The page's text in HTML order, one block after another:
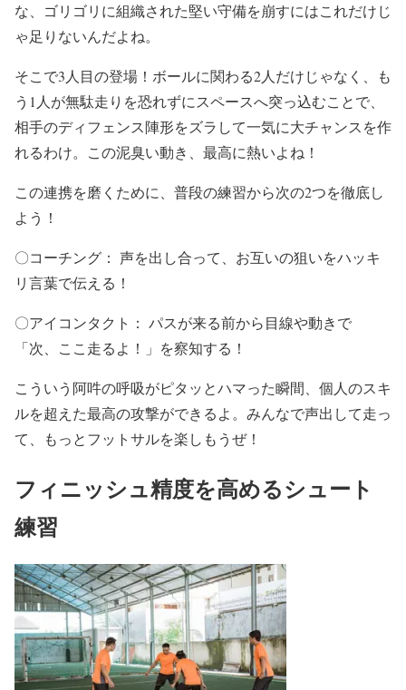
な、ゴリゴリに組織された堅い守備を崩すにはこれだけじ
ゃ足りないんだよね。
そこで3人目の登場！ボールに関わる2人だけじゃなく、も
う1人が無駄走りを恐れずにスペースへ突っ込むことで、
相手のディフェンス陣形をズラして一気に大チャンスを作
れるわけ。この泥臭い動き、最高に熱いよね！
この連携を磨くために、普段の練習から次の2つを徹底し
よう！
〇コーチング： 声を出し合って、お互いの狙いをハッキ
リ言葉で伝える！
〇アイコンタクト： パスが来る前から目線や動きで
「次、ここ走るよ！」を察知する！
こういう阿吽の呼吸がピタッとハマった瞬間、個人のスキ
ルを超えた最高の攻撃ができるよ。みんなで声出して走っ
て、もっとフットサルを楽しもうぜ！
フィニッシュ精度を高めるシュート
練習